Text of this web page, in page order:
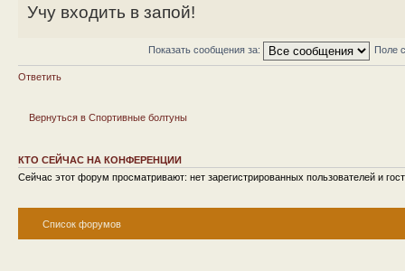
Учу входить в запой!
Показать сообщения за: Поле
Ответить
Вернуться в Спортивные болтуны
КТО СЕЙЧАС НА КОНФЕРЕНЦИИ
Сейчас этот форум просматривают: нет зарегистрированных пользователей и
Список форумов